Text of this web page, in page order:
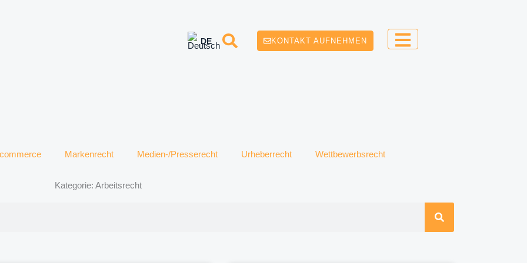
KONTAKT AUFNEHMEN
Markenrecht Medien-/Presserecht Urheberrecht Wettbewerbsrecht
Kategorie: Arbeitsrecht